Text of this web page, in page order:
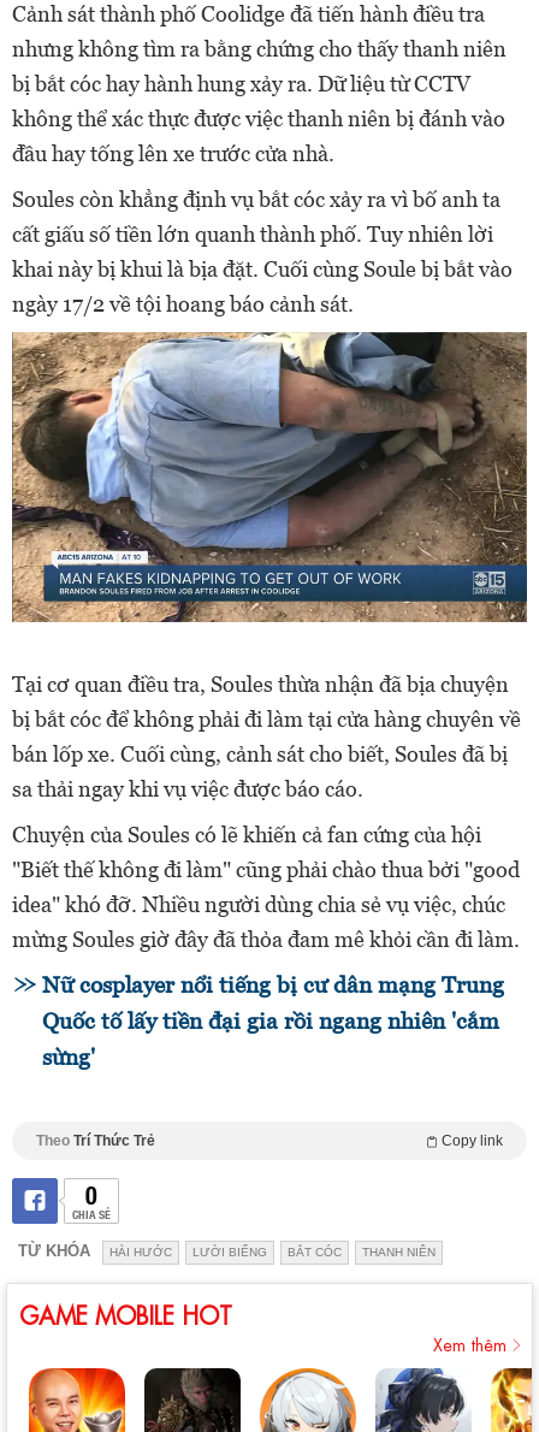
Cảnh sát thành phố Coolidge đã tiến hành điều tra
nhưng không tìm ra bằng chứng cho thấy thanh niên
bị bắt cóc hay hành hung xảy ra. Dữ liệu từ CCTV
không thể xác thực được việc thanh niên bị đánh vào
đầu hay tống lên xe trước cửa nhà.
Soules còn khẳng định vụ bắt cóc xảy ra vì bố anh ta
cất giấu số tiền lớn quanh thành phố. Tuy nhiên lời
khai này bị khui là bịa đặt. Cuối cùng Soule bị bắt vào
ngày 17/2 về tội hoang báo cảnh sát.
Tại cơ quan điều tra, Soules thừa nhận đã bịa chuyện
bị bắt cóc để không phải đi làm tại cửa hàng chuyên về
bán lốp xe. Cuối cùng, cảnh sát cho biết, Soules đã bị
sa thải ngay khi vụ việc được báo cáo.
Chuyện của Soules có lẽ khiến cả fan cứng của hội
"Biết thế không đi làm" cũng phải chào thua bởi "good
idea" khó đỡ. Nhiều người dùng chia sẻ vụ việc, chúc
mừng Soules giờ đây đã thỏa đam mê khỏi cần đi làm.
Nữ cosplayer nổi tiếng bị cư dân mạng Trung
Quốc tố lấy tiền đại gia rồi ngang nhiên 'cắm
sừng'
Theo Trí Thức Trẻ Copy link
0
CHIA SẺ
TỪ KHÓA HÀI HƯỚC LƯỜI BIẾNG BẮT CÓC THANH NIÊN
GAME MOBILE HOT
Xem thêm